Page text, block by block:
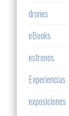
drones
eBooks
estrenos
Experiencias
exposiciones